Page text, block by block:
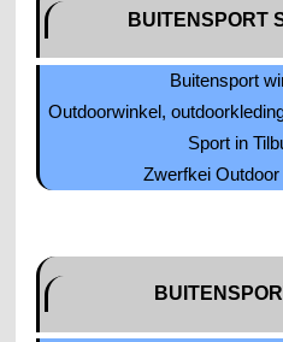
BUITENSPORT
Buitensport
Outdoorwinkel,
Sport in
Zwerfkei Outdoor